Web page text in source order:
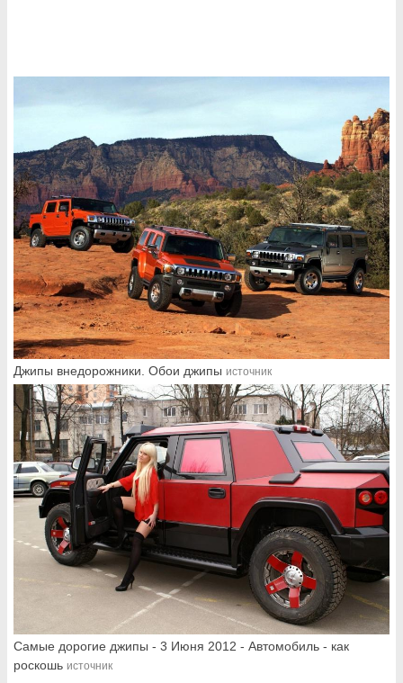
Джипы внедорожники. Обои джипы источник
Самые дорогие джипы - 3 Июня 2012 - Автомобиль - как
роскошь источник